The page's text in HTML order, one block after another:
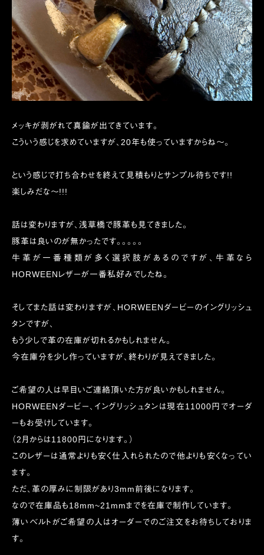
メッキが剥がれて真鍮が出てきています。
こういう感じを求めていますが、20年も使っていますからね〜。
という感じで打ち合わせを終えて見積もりとサンプル待ちです!!
楽しみだな〜!!!
話は変わりますが、浅草橋で豚革も見てきました。
豚革は良いのが無かったです。。。。。
牛革が一番種類が多く選択肢があるのですが、牛革なら
HORWEENレザーが一番私好みでしたね。
そしてまた話は変わりますが、HORWEENダービーのイングリッシュ
タンですが、
もう少しで革の在庫が切れるかもしれません。
今在庫分を少し作っていますが、終わりが見えてきました。
ご希望の人は早目いご連絡頂いた方が良いかもしれません。
HORWEENダービー、イングリッシュタンは現在11000円でオーダ
ーもお受けしています。
（2月からは11800円になります。）
このレザーは通常よりも安く仕入れられたので他よりも安くなってい
ます。
ただ、革の厚みに制限があり3mm前後になります。
なので在庫品も18mm~21mmまでを在庫で制作しています。
薄いベルトがご希望の人はオーダーでのご注文をお待ちしておりま
す。